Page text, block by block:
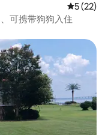
平均评分
5 (22)
可携带狗狗入住